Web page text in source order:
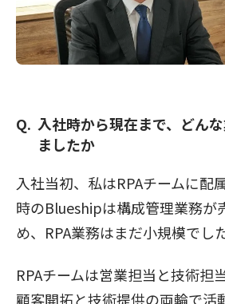
入社時から現在まで、どん
ましたか
入社当初、私はRPAチームに配
時のBlueshipは構成管理業務が
め、RPA業務はまだ小規模でした
RPAチームは営業担当と技術担
顧客開拓と技術提供の両輪で活